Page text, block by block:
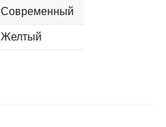
Современный
Желтый